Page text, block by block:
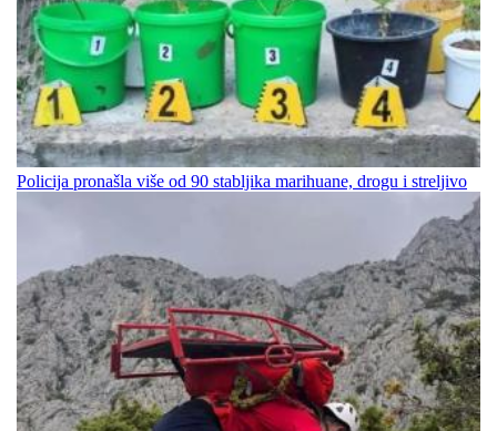
Policija pronašla više od 90 stabljika marihuane, drogu i streljivo